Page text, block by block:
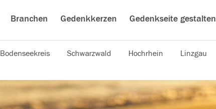
Branchen Gedenkkerzen Gedenkseite gestalten
Bodenseekreis Schwarzwald Hochrhein Linzgau